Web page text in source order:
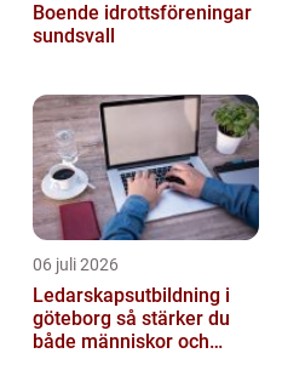
Boende idrottsföreningar
sundsvall
06 juli 2026
Ledarskapsutbildning i
göteborg så stärker du
både människor och